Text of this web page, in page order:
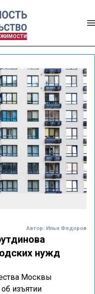
Автор: Илья Федоров
нужд
Москвы
изъятии